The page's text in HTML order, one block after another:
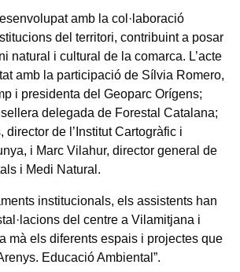
amb la col·laboració
del territori, contribuint a posar
natural i cultural de la comarca. L’acte
amb la participació de Sílvia Romero,
i presidenta del Geoparc Orígens;
delegada de Forestal Catalana;
director de l’Institut Cartogràfic i
i Marc Vilahur, director general de
i Medi Natural.
institucionals, els assistents han
del centre a Vilamitjana i
mà els diferents espais i projectes que
Educació Ambiental”.